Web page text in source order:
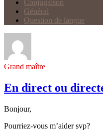
Conjugaison
Général
Question de langue
Grand maître
En direct ou
Bonjour,
Pourriez-vous m’aider svp?